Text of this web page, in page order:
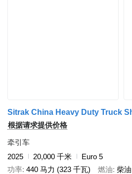
Sitrak China Heavy Duty Truck
根据请求提供价格
牵引车
2025
20,000 千米
Euro 5
功率 440 马力 (323 千瓦) 燃油 柴油